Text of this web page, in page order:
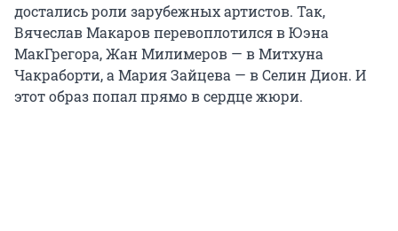
достались роли зарубежных артистов. Так,
Вячеслав Макаров перевоплотился в Юэна
МакГрегора, Жан Милимеров — в Митхуна
Чакраборти, а Мария Зайцева — в Селин Дион. И
этот образ попал прямо в сердце жюри.